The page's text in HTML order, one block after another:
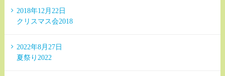
2018年12月22日
クリスマス会2018
2022年8月27日
夏祭り2022